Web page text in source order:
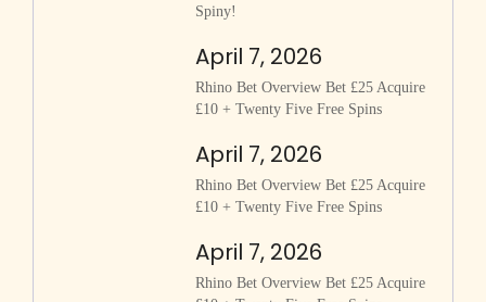
Spiny!
April 7, 2026
Rhino Bet Overview Bet £25 Acquire
£10 + Twenty Five Free Spins
April 7, 2026
Rhino Bet Overview Bet £25 Acquire
£10 + Twenty Five Free Spins
April 7, 2026
Rhino Bet Overview Bet £25 Acquire